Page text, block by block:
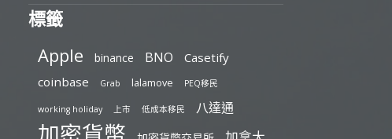
標籤
Apple binance BNO
Casetify
coinbase
Grab lalamove PEQ移民
working holiday 上市 低成本移民 八達通